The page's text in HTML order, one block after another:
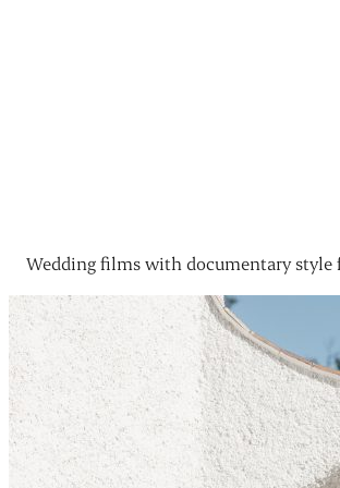
Wedding films with documentary style